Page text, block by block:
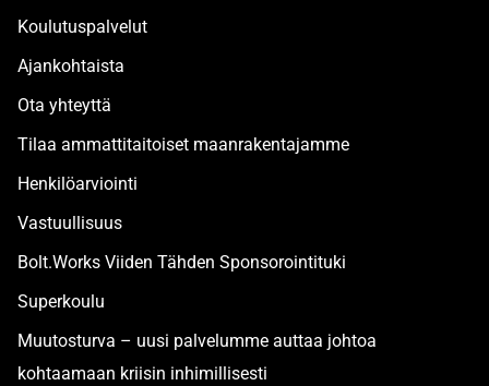
Koulutuspalvelut
Ajankohtaista
Ota yhteyttä
Tilaa ammattitaitoiset maanrakentajamme
Henkilöarviointi
Vastuullisuus
Bolt.Works Viiden Tähden Sponsorointituki
Superkoulu
Muutosturva – uusi palvelumme auttaa johtoa
kohtaamaan kriisin inhimillisesti